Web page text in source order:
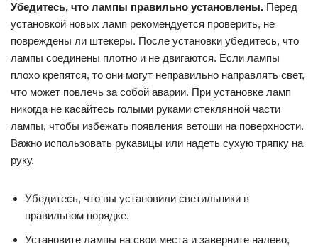
Убедитесь, что лампы правильно установлены. Перед
установкой новых ламп рекомендуется проверить, не
повреждены ли штекеры. После установки убедитесь, что
лампы соединены плотно и не двигаются. Если лампы
плохо крепятся, то они могут неправильно направлять свет,
что может повлечь за собой аварии. При установке ламп
никогда не касайтесь голыми руками стеклянной части
лампы, чтобы избежать появления ветоши на поверхности.
Важно использовать рукавицы или надеть сухую тряпку на
руку.
Убедитесь, что вы установили светильники в
правильном порядке.
Установите лампы на свои места и заверните налево,